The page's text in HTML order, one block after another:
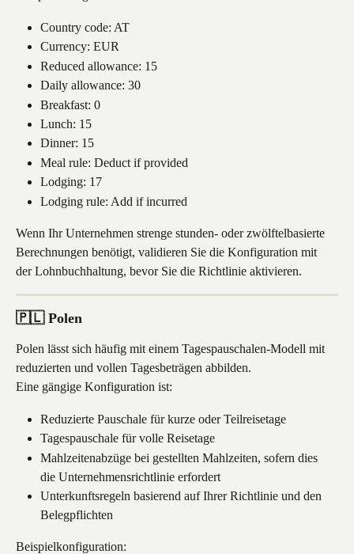
Country code: AT
Currency: EUR
Reduced allowance: 15
Daily allowance: 30
Breakfast: 0
Lunch: 15
Dinner: 15
Meal rule: Deduct if provided
Lodging: 17
Lodging rule: Add if incurred
Wenn Ihr Unternehmen strenge stunden- oder zwölftelbasierte
Berechnungen benötigt, validieren Sie die Konfiguration mit
der Lohnbuchhaltung, bevor Sie die Richtlinie aktivieren.
🇵🇱 Polen
Polen lässt sich häufig mit einem Tagespauschalen-Modell mit
reduzierten und vollen Tagesbeträgen abbilden.
Eine gängige Konfiguration ist:
Reduzierte Pauschale für kurze oder Teilreisetage
Tagespauschale für volle Reisetage
Mahlzeitenabzüge bei gestellten Mahlzeiten, sofern dies
die Unternehmensrichtlinie erfordert
Unterkunftsregeln basierend auf Ihrer Richtlinie und den
Belegpflichten
Beispielkonfiguration: